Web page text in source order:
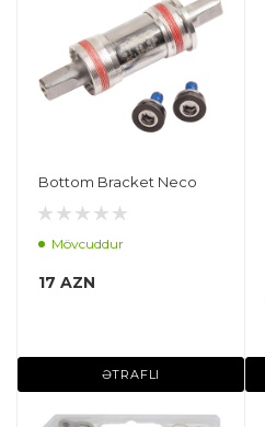
Bottom Bracket Neco
Mövcuddur
17 AZN
ƏTRAFLI